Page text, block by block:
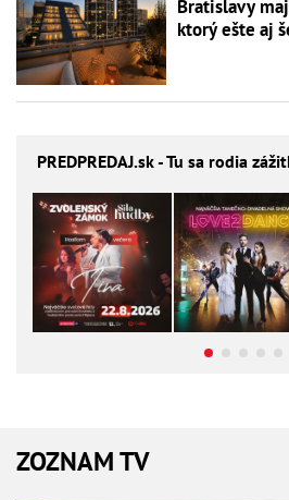
Bratislavy
ktorý ešte aj
PREDPREDAJ.sk - Tu sa rodia
ZOZNAM TV